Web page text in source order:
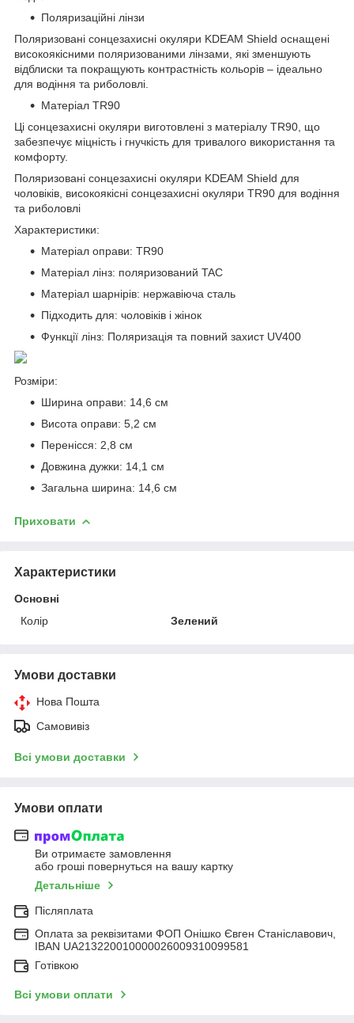
Поляризаційні лінзи
Поляризовані сонцезахисні окуляри KDEAM Shield оснащені
високоякісними поляризованими лінзами, які зменшують
відблиски та покращують контрастність кольорів – ідеально
для водіння та риболовлі.
Матеріал TR90
Ці сонцезахисні окуляри виготовлені з матеріалу TR90, що
забезпечує міцність і гнучкість для тривалого використання та
комфорту.
Поляризовані сонцезахисні окуляри KDEAM Shield для
чоловіків, високоякісні сонцезахисні окуляри TR90 для водіння
та риболовлі
Характеристики:
Матеріал оправи: TR90
Матеріал лінз: поляризований TAC
Матеріал шарнірів: нержавіюча сталь
Підходить для: чоловіків і жінок
Функції лінз: Поляризація та повний захист UV400
Розміри:
Ширина оправи: 14,6 см
Висота оправи: 5,2 см
Перенісся: 2,8 см
Довжина дужки: 14,1 см
Загальна ширина: 14,6 см
Приховати
Характеристики
Основні
Колір
Зелений
Умови доставки
Нова Пошта
Самовивіз
Всі умови доставки
Умови оплати
Ви отримаєте замовлення
або гроші повернуться на вашу картку
Детальніше
Післяплата
Оплата за реквізитами ФОП Онішко Євген Станіславович,
IBAN UA213220010000026009310099581
Готівкою
Всі умови оплати